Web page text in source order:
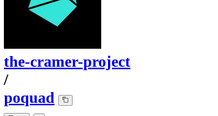
the-cramer-project
/
poquad